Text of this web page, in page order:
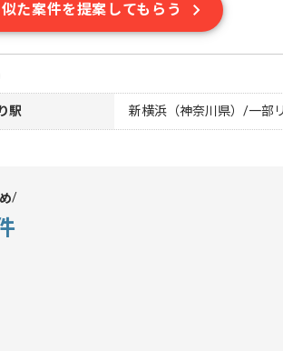
似た案件を提案してもらう
駅 新横浜（神奈川県）/一部